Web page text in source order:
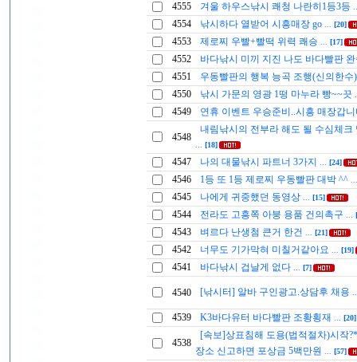
4555 겨울 하우스낚시 쾌청 나란히1등3등
4554 낚시하다 열받어 시흥매장 go [20]
4553 제로찌 우빨+빨떡 위력 쾌승 [17]
4552
바다낚시 미끼 지진 나도 바다빨판
4551
우동빨판의 행복 능곡 조행(신의한
4550
낚시 가문의 영광 1떵 마누라 빵~~끗
4549 연휴 이벤트 우승준비..시흥 매장갑
4548
내림낚시의 전부라 해도 될 수심체크
[18]
4547 나의 대물낚시 파트너 3가지 [24]
4546 1등 또 1등 제로찌 우동빨판 대박 ^^
4545 나에게 귀중했던 동영상 [15]
4544 전라도 고흥쪽 아붕 용품 건의촉구
4543 벼르다 난생첨 큰거 한건 [21]
4542 너무도 기가막혀 미칠거같아요 [19]
4541 바다낚시 겁날게 없다 [7]
4540 [낚시터] 알바 구인광고.상담후 채용
4539 K3바다유터 바다빨판 조황횡재 [20]
4538
[속보]상표침해 도용(법적절차)시작
장소 신고하면 포상금 5백만원
[57]